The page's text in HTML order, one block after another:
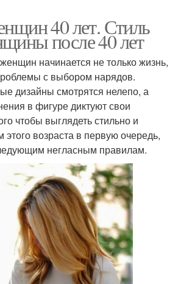
40 лет. Стиль
после 40 лет
начинается не только жизнь,
с выбором нарядов.
дизайны смотрятся нелепо, а
в фигуре диктуют свои
чтобы выглядеть стильно и
возраста в первую очередь,
негласным правилам.